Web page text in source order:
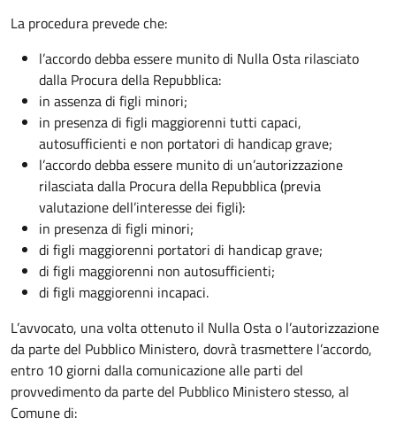
La procedura prevede che:
l’accordo debba essere munito di Nulla Osta rilasciato
dalla Procura della Repubblica:
in assenza di figli minori;
in presenza di figli maggiorenni tutti capaci,
autosufficienti e non portatori di handicap grave;
l’accordo debba essere munito di un’autorizzazione
rilasciata dalla Procura della Repubblica (previa
valutazione dell’interesse dei figli):
in presenza di figli minori;
di figli maggiorenni portatori di handicap grave;
di figli maggiorenni non autosufficienti;
di figli maggiorenni incapaci.
L’avvocato, una volta ottenuto il Nulla Osta o l’autorizzazione
da parte del Pubblico Ministero, dovrà trasmettere l’accordo,
entro 10 giorni dalla comunicazione alle parti del
provvedimento da parte del Pubblico Ministero stesso, al
Comune di: